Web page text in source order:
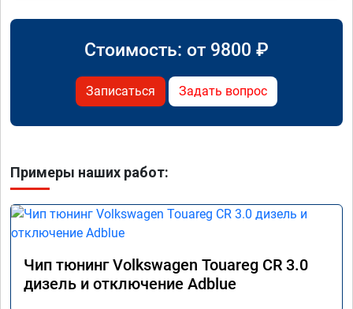
Стоимость: от 9800 ₽
Записаться Задать вопрос
Примеры наших работ:
Чип тюнинг Volkswagen Touareg CR 3.0
дизель и отключение Adblue